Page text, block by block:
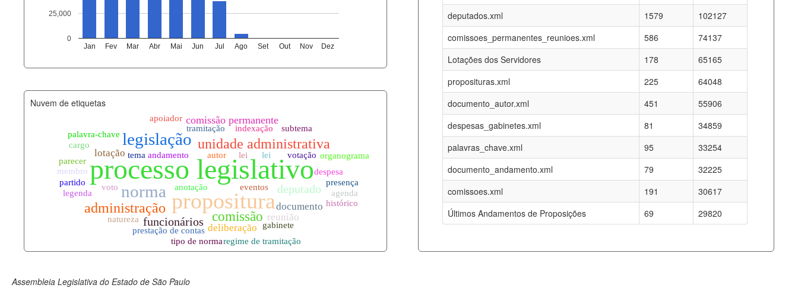
Jan Fev Mar Abr Mai Jun Jul Ago Set Out Nov Dez
0
25,000
deputados.xml
1579
102127
comissoes_permanentes_reunioes.xml
586
74137
Lotações dos Servidores
178
65165
proposituras.xml
225
64048
documento_autor.xml
451
55906
despesas_gabinetes.xml
81
34859
palavras_chave.xml
95
33254
documento_andamento.xml
79
32225
comissoes.xml
191
30617
Últimos Andamentos de Proposições
69 29820
documento_andamento_atual.xml
06-08-2026
agenda_eventos.xml
06-08-2026
comissoes_permanentes_votacoes.xml
documento_andamento.xml
06-08-2026
palavras_chave.xml
06-08-2026
legislacao_normas.xml
06-08-2026
legislacao_norma_anotacoes.xml
06-08-2026
Nuvem de etiquetas
Assembleia Legislativa do Estado de São Paulo